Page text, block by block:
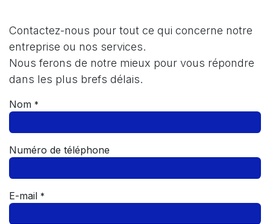
Contactez-nous pour tout ce qui concerne notre
entreprise ou nos services.
Nous ferons de notre mieux pour vous répondre
dans les plus brefs délais.
Nom *
Numéro de téléphone
E-mail *